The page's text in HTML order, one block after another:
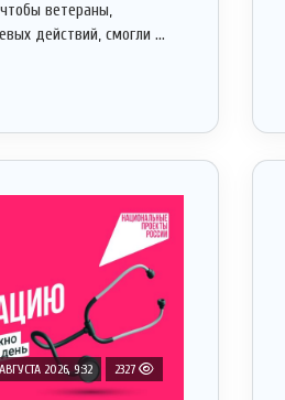
ветераны,
действий, смогли ...
2026, 9:32 2327